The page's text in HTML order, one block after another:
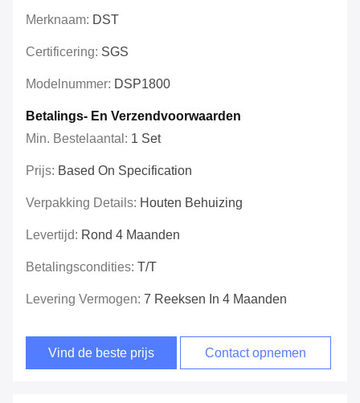
Merknaam: DST
Certificering: SGS
Modelnummer: DSP1800
Betalings- En Verzendvoorwaarden
Min. Bestelaantal: 1 Set
Prijs: Based On Specification
Verpakking Details: Houten Behuizing
Levertijd: Rond 4 Maanden
Betalingscondities: T/T
Levering Vermogen: 7 Reeksen In 4 Maanden
Vind de beste prijs Contact opnemen